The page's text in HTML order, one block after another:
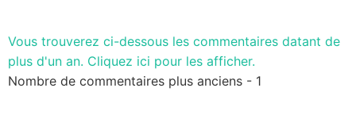
Vous trouverez ci-dessous les commentaires datant de
plus d'un an. Cliquez ici pour les afficher.
Nombre de commentaires plus anciens - 1